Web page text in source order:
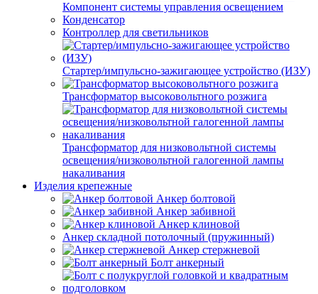
Компонент системы управления освещением
Конденсатор
Контроллер для светильников
Стартер/импульсно-зажигающее устройство (ИЗУ)
Трансформатор высоковольтного розжига
Трансформатор для низковольтной системы
освещения/низковольтной галогенной лампы
накаливания
Изделия крепежные
Анкер болтовой
Анкер забивной
Анкер клиновой
Анкер складной потолочный (пружинный)
Анкер стержневой
Болт анкерный